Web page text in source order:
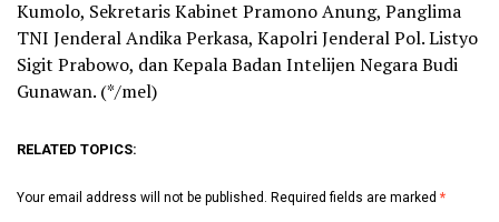
Kumolo, Sekretaris Kabinet Pramono Anung, Panglima
TNI Jenderal Andika Perkasa, Kapolri Jenderal Pol. Listyo
Sigit Prabowo, dan Kepala Badan Intelijen Negara Budi
Gunawan. (*/mel)
RELATED TOPICS:
Your email address will not be published. Required fields are marked *